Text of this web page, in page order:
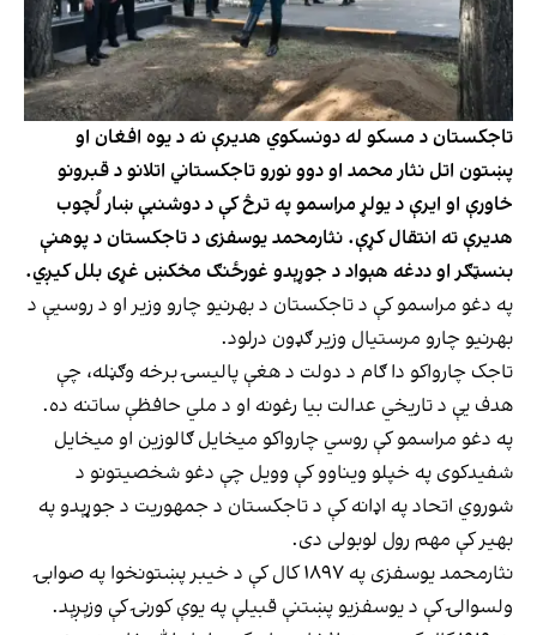
تاجکستان د مسکو له دونسکوي هدیرې نه د یوه افغان او
پښتون اتل نثار محمد او دوو نورو تاجکستاني اتلانو د قبرونو
خاورې او ایرې د یولړ مراسمو په ترڅ کې د دوشنبې ښار لُچوب
هدیرې ته انتقال کړې. نثارمحمد یوسفزی د تاجکستان د پوهنې
بنسټګر او ددغه هېواد د جوړېدو غورځنګ مخکښ غړی بلل کیږي.
په دغو مراسمو کې د تاجکستان د بهرنیو چارو وزیر او د روسیې د
بهرنیو چارو مرستیال وزیر ګډون درلود.
تاجک چارواکو دا ګام د دولت د هغې پالیسۍ برخه وګڼله، چې
هدف یې د تاریخي عدالت بیا رغونه او د ملي حافظې ساتنه ده.
په دغو مراسمو کې روسي چارواکو میخایل ګالوزین او میخایل
شفیدکوی په خپلو ویناوو کې وویل چې دغو شخصیتونو د
شوروي اتحاد په اډانه کې د تاجکستان د جمهوریت د جوړېدو په
بهیر کې مهم رول لوبولی دی.
نثارمحمد یوسفزی په ۱۸۹۷ کال کې د خیبر پښتونخوا په صوابۍ
ولسوالۍ کې د یوسفزیو پښتنې قبیلې په یوې کورنۍ کې وزېږېد.